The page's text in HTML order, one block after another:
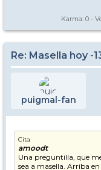
Karma: 0 -
Re: Masella hoy -
puigmal-fan
Cita
amoodt
Una preguntilla, que
sea a masella. Arriba